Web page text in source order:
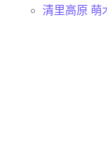
清里高原 萌